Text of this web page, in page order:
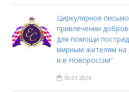
Циркулярное
привлечении
для помощи
мирным жителям на
и в Новороссии”
30.01.2026